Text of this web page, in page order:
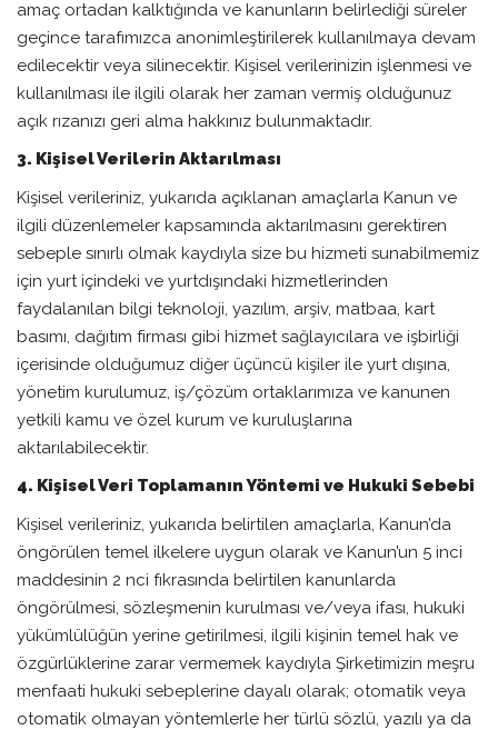
amaç ortadan kalktığında ve kanunların belirlediği süreler
geçince tarafımızca anonimleştirilerek kullanılmaya devam
edilecektir veya silinecektir. Kişisel verilerinizin işlenmesi ve
kullanılması ile ilgili olarak her zaman vermiş olduğunuz
açık rızanızı geri alma hakkınız bulunmaktadır.
3. Kişisel Verilerin Aktarılması
Kişisel verileriniz, yukarıda açıklanan amaçlarla Kanun ve
ilgili düzenlemeler kapsamında aktarılmasını gerektiren
sebeple sınırlı olmak kaydıyla size bu hizmeti sunabilmemiz
için yurt içindeki ve yurtdışındaki hizmetlerinden
faydalanılan bilgi teknoloji, yazılım, arşiv, matbaa, kart
basımı, dağıtım firması gibi hizmet sağlayıcılara ve işbirliği
içerisinde olduğumuz diğer üçüncü kişiler ile yurt dışına,
yönetim kurulumuz, iş/çözüm ortaklarımıza ve kanunen
yetkili kamu ve özel kurum ve kuruluşlarına
aktarılabilecektir.
4. Kişisel Veri Toplamanın Yöntemi ve Hukuki Sebebi
Kişisel verileriniz, yukarıda belirtilen amaçlarla, Kanun’da
öngörülen temel ilkelere uygun olarak ve Kanun’un 5 inci
maddesinin 2 nci fıkrasında belirtilen kanunlarda
öngörülmesi, sözleşmenin kurulması ve/veya ifası, hukuki
yükümlülüğün yerine getirilmesi, ilgili kişinin temel hak ve
özgürlüklerine zarar vermemek kaydıyla Şirketimizin meşru
menfaati hukuki sebeplerine dayalı olarak; otomatik veya
otomatik olmayan yöntemlerle her türlü sözlü, yazılı ya da